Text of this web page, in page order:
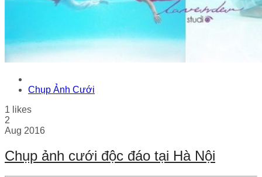
Chụp Ảnh Cưới
1 likes
2
Aug 2016
Chụp ảnh cưới độc đáo tại Hà Nội